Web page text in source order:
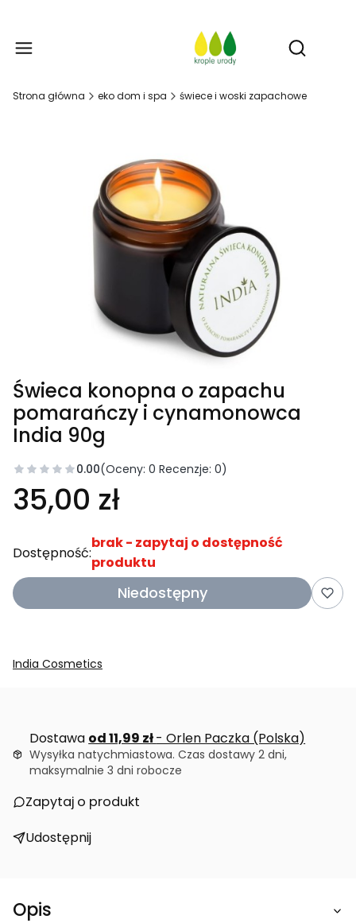
Otwórz
Strona główna eko dom i spa świece i woski zapachowe
Świeca konopna o zapachu
pomarańczy i cynamonowca
India 90g
0.00(Oceny: 0 Recenzje: 0)
35,00 zł
Dostępność:
brak - zapytaj o dostępność
produktu
Niedostępny
India Cosmetics
Dostawa od 11,99 zł- Orlen Paczka (Polska)
Wysyłka natychmiastowa. Czas dostawy 2 dni,
maksymalnie 3 dni robocze
Zapytaj o produkt
Udostępnij
Opis